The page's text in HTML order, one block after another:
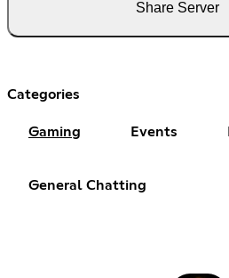
Share Server
Categories
Gaming Events
General Chatting